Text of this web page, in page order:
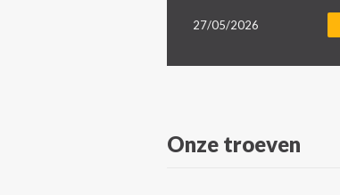
27/05/2026
Onze troeven